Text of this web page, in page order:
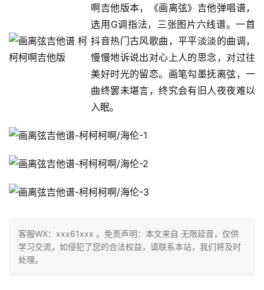
啊吉他版本，《画离弦》吉他弹唱谱，
选用G调指法，三张图片六线谱。一首
抖音热门古风歌曲，平平淡淡的曲调，
慢慢地诉说出对心上人的思念，对过往
美好时光的留恋。画笔勾墨抚离弦，一
曲终罢未堪言，终究会有旧人夜夜难以
入眠。
客服WX：xxx61xxx 。免责声明：本文来自 无限延音，仅供
学习交流，如侵犯了您的合法权益，请联系本站，我们将及时
处理。